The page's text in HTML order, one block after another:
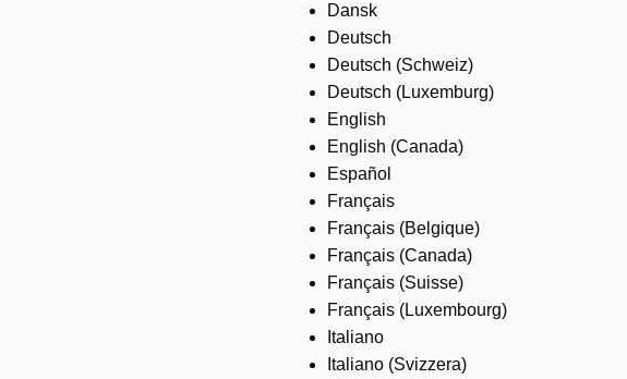
Dansk
Deutsch
Deutsch (Schweiz)
Deutsch (Luxemburg)
English
English (Canada)
Español
Français
Français (Belgique)
Français (Canada)
Français (Suisse)
Français (Luxembourg)
Italiano
Italiano (Svizzera)